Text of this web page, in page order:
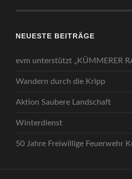
NEUESTE BEITRÄGE
evm unterstützt „KÜMMERER
Wandern durch die Kripp
Aktion Saubere Landschaft
Winterdienst
50 Jahre Freiwillige Feuerwehr